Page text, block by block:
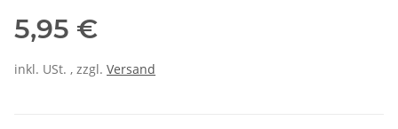
5,95 €
inkl. USt. , zzgl. Versand